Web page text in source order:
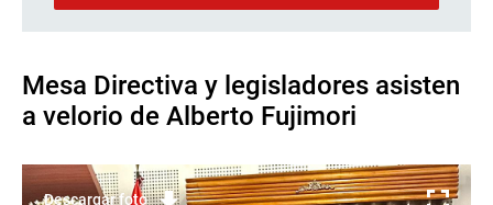
Mesa Directiva y legisladores asisten
a velorio de Alberto Fujimori
Descargar foto